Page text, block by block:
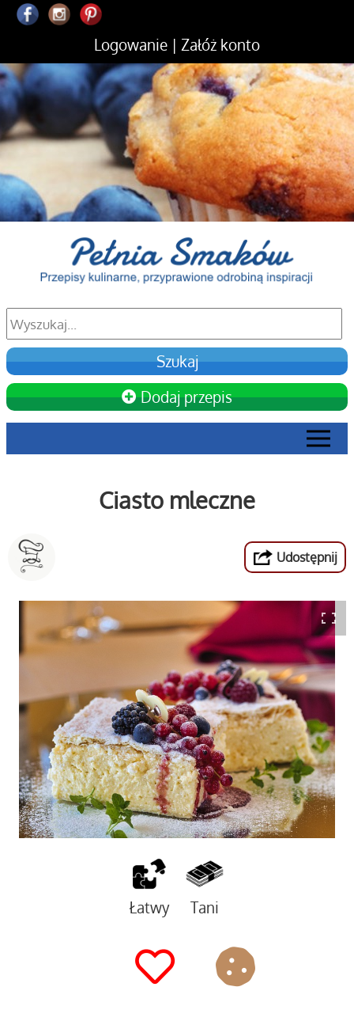
Logowanie | Załóż konto
Dodaj przepis
Ciasto mleczne
Udostępnij
Łatwy Tani